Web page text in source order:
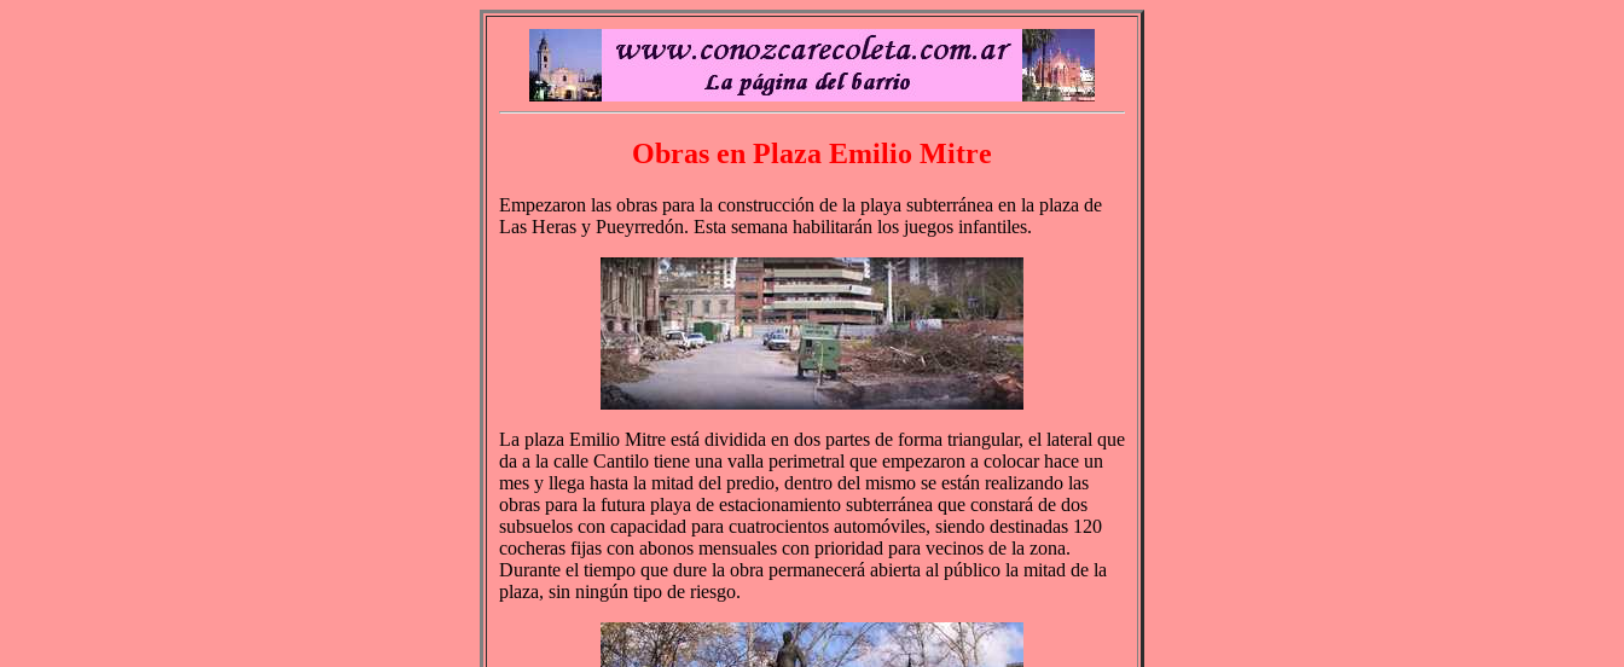
Obras en Plaza Emilio Mitre
Empezaron las obras para la construcción de la playa subterránea en la plaza de
Las Heras y Pueyrredón. Esta semana habilitarán los juegos infantiles.
La plaza Emilio Mitre está dividida en dos partes de forma triangular, el lateral que
da a la calle Cantilo tiene una valla perimetral que empezaron a colocar hace un
mes y llega hasta la mitad del predio, dentro del mismo se están realizando las
obras para la futura playa de estacionamiento subterránea que constará de dos
subsuelos con capacidad para cuatrocientos automóviles, siendo destinadas 120
cocheras fijas con abonos mensuales con prioridad para vecinos de la zona.
Durante el tiempo que dure la obra permanecerá abierta al público la mitad de la
plaza, sin ningún tipo de riesgo.